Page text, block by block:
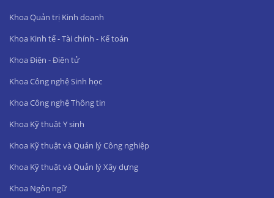
Khoa Quản trị Kinh doanh
Khoa Kinh tế - Tài chính - Kế toán
Khoa Điện - Điện tử
Khoa Công nghệ Sinh học
Khoa Công nghệ Thông tin
Khoa Kỹ thuật Y sinh
Khoa Kỹ thuật và Quản lý Công nghiệp
Khoa Kỹ thuật và Quản lý Xây dựng
Khoa Ngôn ngữ